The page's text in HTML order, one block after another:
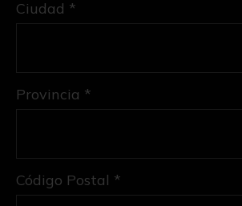
Ciudad *
Provincia *
Código Postal *